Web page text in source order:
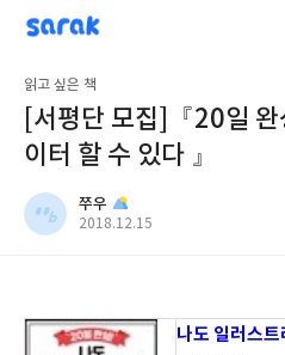
sarak
쭈우
읽고 싶은 책
[서평단 모집]『20일 완
이터 할 수 있다 』
쭈우
공
2018.12.15
나도 일러스